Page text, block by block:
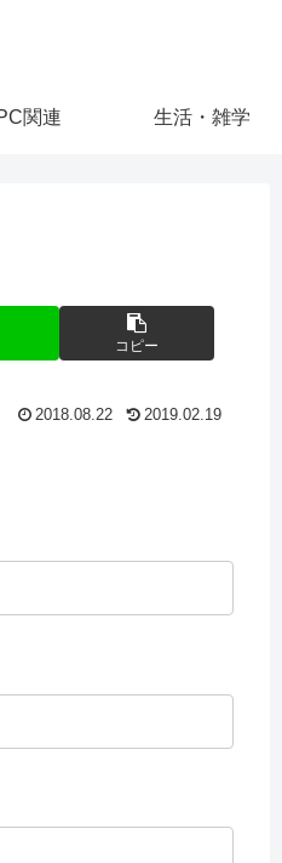
関連 生活・雑学
コピー
2018.08.22 2019.02.19